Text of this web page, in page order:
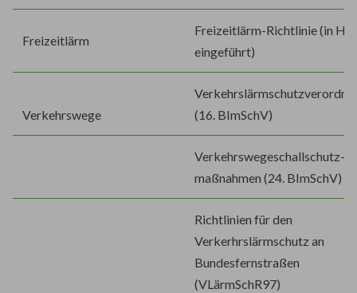
Freizeitlärm
Freizeitlärm-Richtlinie (in
eingeführt)
Verkehrswege
(16. BImSchV)
Verkehrswegeschallschutz-
maßnahmen (24. BImSchV)
Richtlinien für den
Verkerhrslärmschutz an
Bundesfernstraßen
(VLärmSchR97)